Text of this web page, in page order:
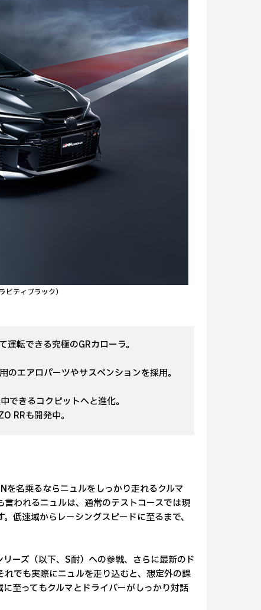
ビティブラック）
転できる究極のGRカローラ。
のエアロパーツやサスペンションを採用。
できるコクピットへと進化。
RRも開発中。
を名乗るならニュルをしっかり走れるクルマ
われるニュルは、通常のテストコースでは現
低速域からレーシングスピードに至るまで、
ーズ（以下、S耐）への参戦、さらに最新のド
でも実際にニュルを走り込むと、想定外の課
至ってもクルマとドライバーがしっかり対話